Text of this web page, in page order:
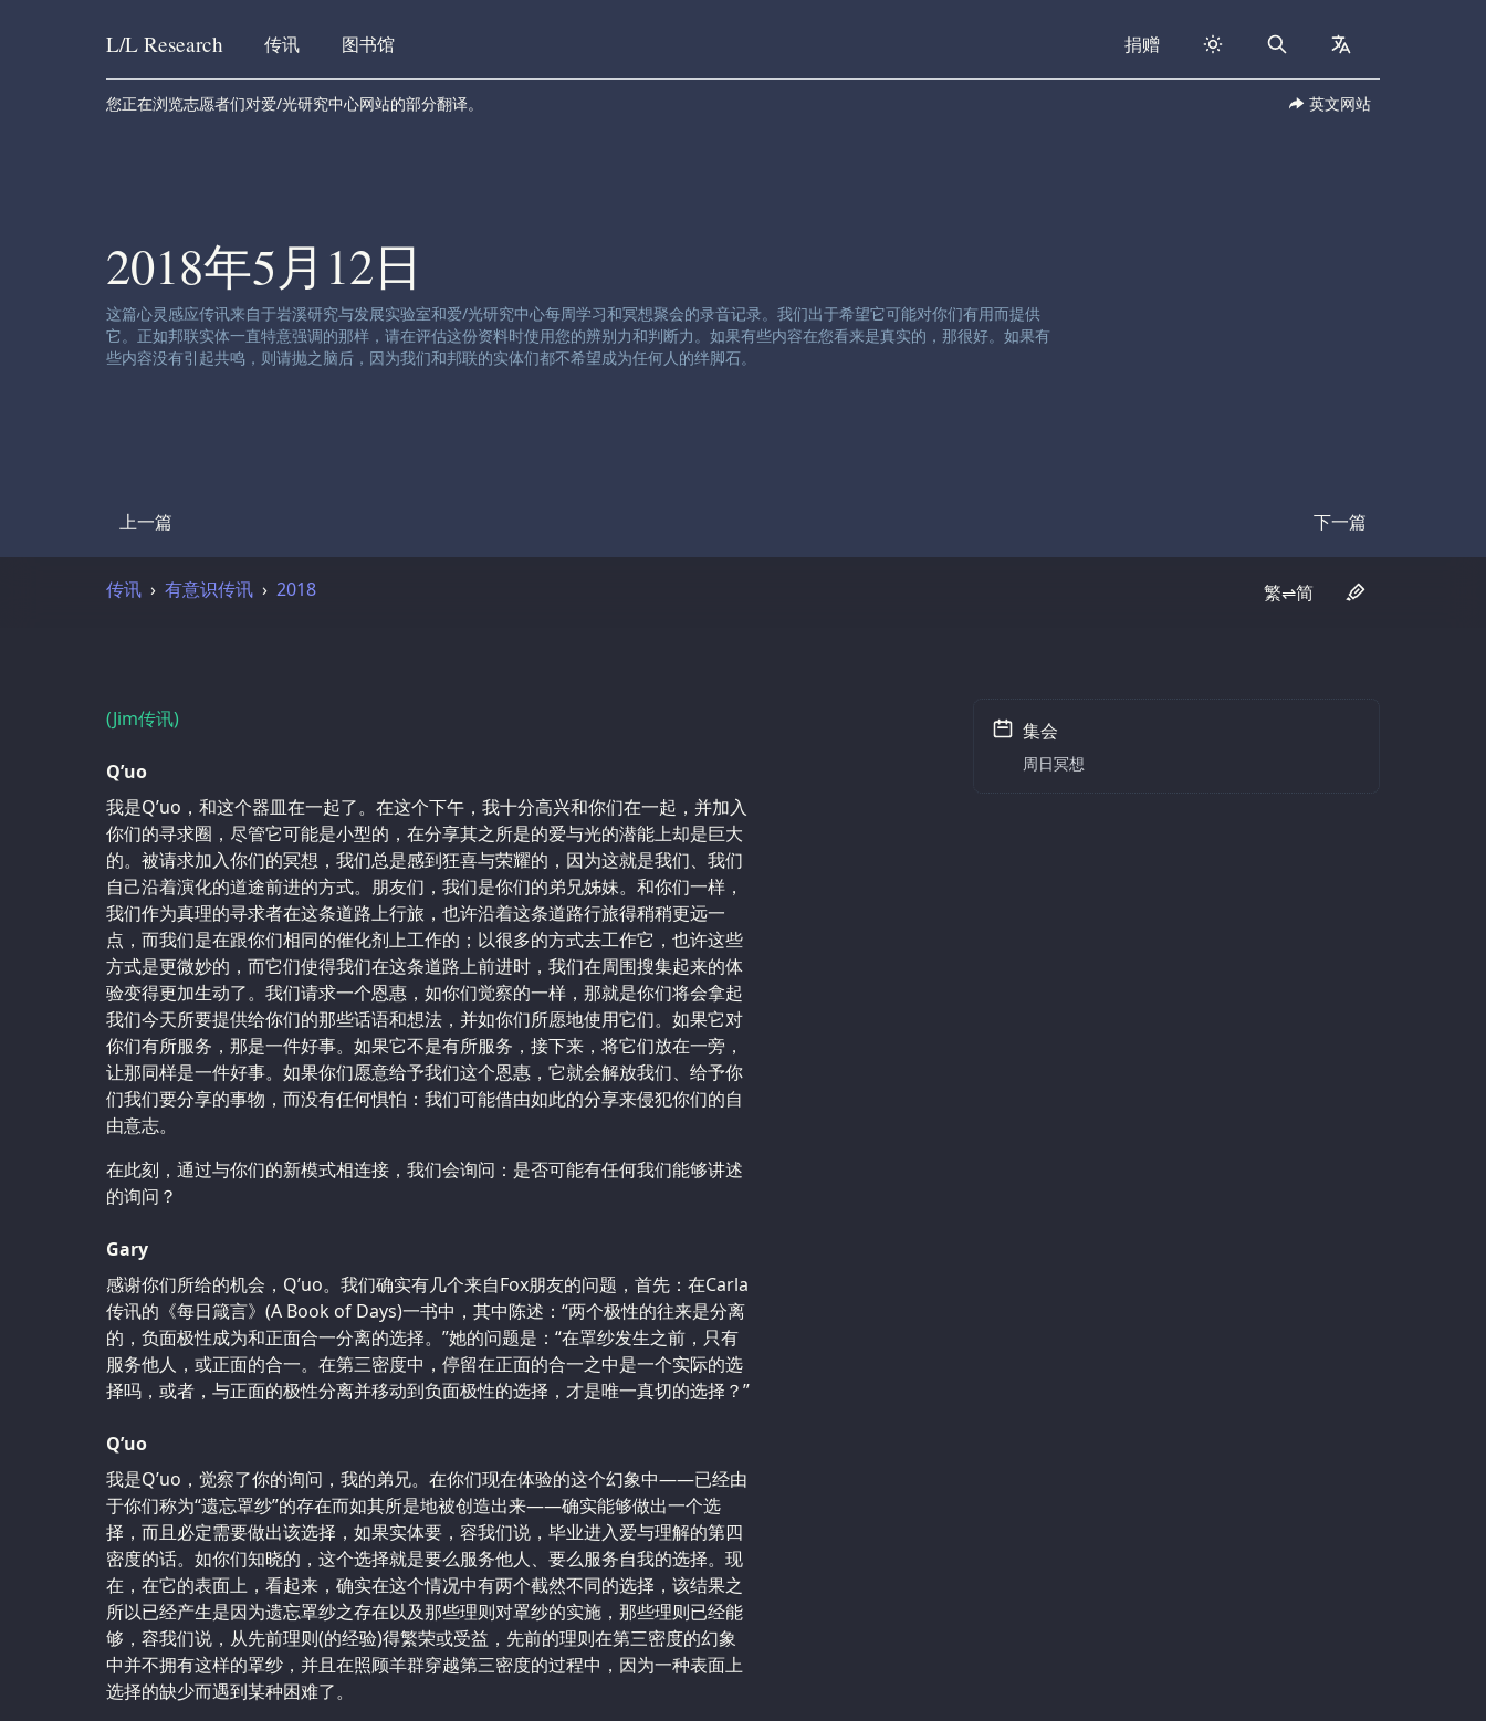
Skip to content
L/L Research 传讯 图书馆 捐赠 Search collapsed
您正在浏览志愿者们对爱/光研究中心网站的部分翻译。 英文网站
2018年5月12日
渠道免责声明:
这篇心灵感应传讯来自于岩溪研究与发展实验室和爱/光研究中心每周学习和冥想聚会的录音记录。我们出于希望它可能对你们有用而提供
它。正如邦联实体一直特意强调的那样，请在评估这份资料时使用您的辨别力和判断力。如果有些内容在您看来是真实的，那很好。如果有
些内容没有引起共鸣，则请抛之脑后，因为我们和邦联的实体们都不希望成为任何人的绊脚石。
上一篇
Transcript 下一篇
Transcript
传讯 有意识传讯 2018 繁⇌简
(Jim传讯)
Q’uo
我是Q’uo，和这个器皿在一起了。在这个下午，我十分高兴和你们在一起，并加入
你们的寻求圈，尽管它可能是小型的，在分享其之所是的爱与光的潜能上却是巨大
的。被请求加入你们的冥想，我们总是感到狂喜与荣耀的，因为这就是我们、我们
自己沿着演化的道途前进的方式。朋友们，我们是你们的弟兄姊妹。和你们一样，
我们作为真理的寻求者在这条道路上行旅，也许沿着这条道路行旅得稍稍更远一
点，而我们是在跟你们相同的催化剂上工作的；以很多的方式去工作它，也许这些
方式是更微妙的，而它们使得我们在这条道路上前进时，我们在周围搜集起来的体
验变得更加生动了。我们请求一个恩惠，如你们觉察的一样，那就是你们将会拿起
我们今天所要提供给你们的那些话语和想法，并如你们所愿地使用它们。如果它对
你们有所服务，那是一件好事。如果它不是有所服务，接下来，将它们放在一旁，
让那同样是一件好事。如果你们愿意给予我们这个恩惠，它就会解放我们、给予你
们我们要分享的事物，而没有任何惧怕：我们可能借由如此的分享来侵犯你们的自
由意志。
在此刻，通过与你们的新模式相连接，我们会询问：是否可能有任何我们能够讲述
的询问？
Gary
感谢你们所给的机会，Q’uo。我们确实有几个来自Fox朋友的问题，首先：在Carla
传讯的《每日箴言》(A Book of Days)一书中，其中陈述：‌“两个极性的往来是分离
的，负面极性成为和正面合一分离的选择。”她的问题是：‌“在罩纱发生之前，只有
服务他人，或正面的合一。在第三密度中，停留在正面的合一之中是一个实际的选
择吗，或者，与正面的极性分离并移动到负面极性的选择，才是唯一真切的选择？”
Q’uo
我是Q’uo，觉察了你的询问，我的弟兄。在你们现在体验的这个幻象中——已经由
于你们称为‌“遗忘罩纱”的存在而如其所是地被创造出来——确实能够做出一个选
择，而且必定需要做出该选择，如果实体要，容我们说，毕业进入爱与理解的第四
密度的话。如你们知晓的，这个选择就是要么服务他人、要么服务自我的选择。现
在，在它的表面上，看起来，确实在这个情况中有两个截然不同的选择，该结果之
所以已经产生是因为遗忘罩纱之存在以及那些理则对罩纱的实施，那些理则已经能
够，容我们说，从先前理则(的经验)得繁荣或受益，先前的理则在第三密度的幻象
中并不拥有这样的罩纱，并且在照顾羊群穿越第三密度的过程中，因为一种表面上
选择的缺少而遇到某种困难了。
集会
周日冥想